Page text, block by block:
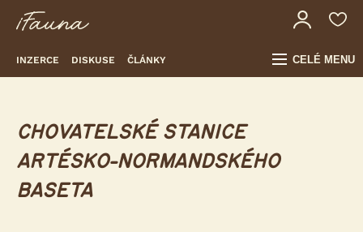
INZERCE DISKUSE ČLÁNKY CELÉ MENU
CHOVATELSKÉ STANICE
ARTÉSKO-NORMANDSKÉHO
BASETA